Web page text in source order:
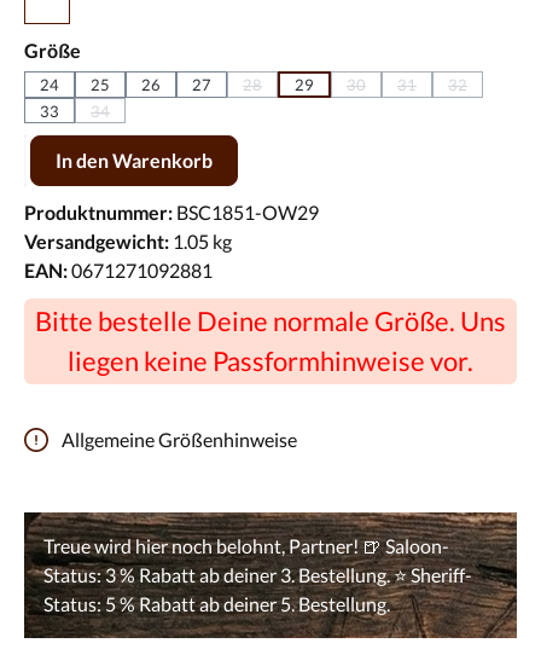
Größe
24 25 26 27 28(Diese Option ist zurzeit nicht verfügbar.)
29 30(Diese Option ist zurzeit
31(Diese Option ist
32(Diese
33 34(Diese Option ist zurzeit nicht verfügbar.)
Produkt Anzahl: Gib den gewünschten Wert ein oder benutze die
In den Warenkorb
Produktnummer: BSC1851-OW29
Versandgewicht: 1.05 kg
EAN:0671271092881
Bitte bestelle Deine normale Größe. Uns
liegen keine Passformhinweise vor.
Allgemeine Größenhinweise